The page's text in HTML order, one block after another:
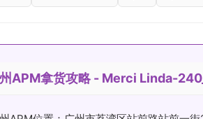
APM拿货攻略 - Merci Linda-